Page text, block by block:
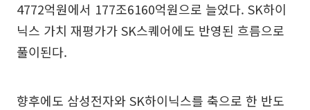
4772억원에서 177조6160억원으로 늘었다. SK하이
닉스 가치 재평가가 SK스퀘어에도 반영된 흐름으로
풀이된다.
향후에도 삼성전자와 SK하이닉스를 축으로 한 반도